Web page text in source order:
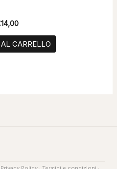
14,00
CARRELLO